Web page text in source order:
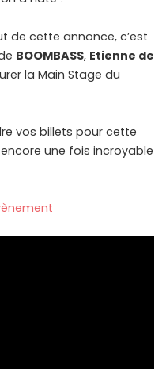
de cette annonce, c’est
BOOMBASS, Etienne de
la Main Stage du
vos billets pour cette
une fois incroyable